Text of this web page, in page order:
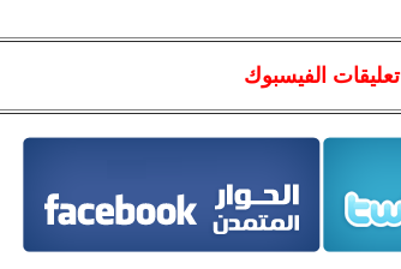
تعليقات الفيسبوك